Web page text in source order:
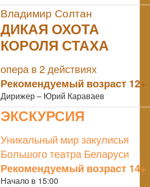
Владимир Солтан
ДИКАЯ ОХОТА
КОРОЛЯ СТАХА
опера в 2 действиях
Рекомендуемый возраст 12+
Дирижер – Юрий Караваев
ЭКСКУРСИЯ
Уникальный мир закулисья
Большого театра Беларуси
Рекомендуемый возраст 14+
Начало в 15:00